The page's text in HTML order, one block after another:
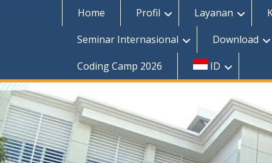
Home Profil Layanan
Seminar Internasional
Download
Coding Camp 2026
ID